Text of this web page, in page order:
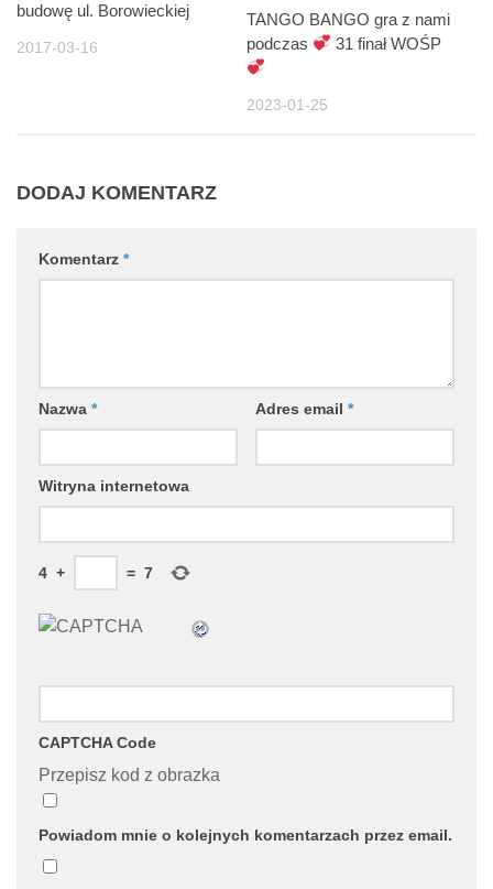
budowę ul. Borowieckiej
2017-03-16
TANGO BANGO gra z nami
podczas
31 finał WOŚP
2023-01-25
DODAJ KOMENTARZ
Komentarz *
Nazwa * Adres email *
Witryna internetowa
4 + = 7
CAPTCHA Code
Przepisz kod z obrazka
Powiadom mnie o kolejnych komentarzach przez email.